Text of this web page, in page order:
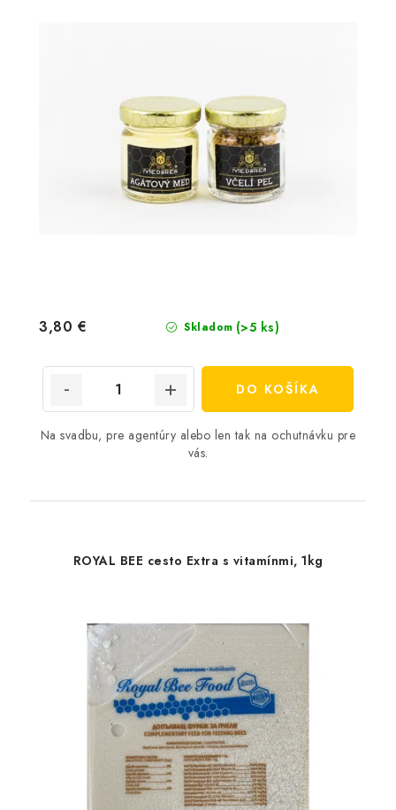
Skladom (>5 ks)
3,80 €
DO KOŠÍKA
Na svadbu, pre agentúry alebo len tak na ochutnávku pre
vás.
ROYAL BEE cesto Extra s vitamínmi, 1kg